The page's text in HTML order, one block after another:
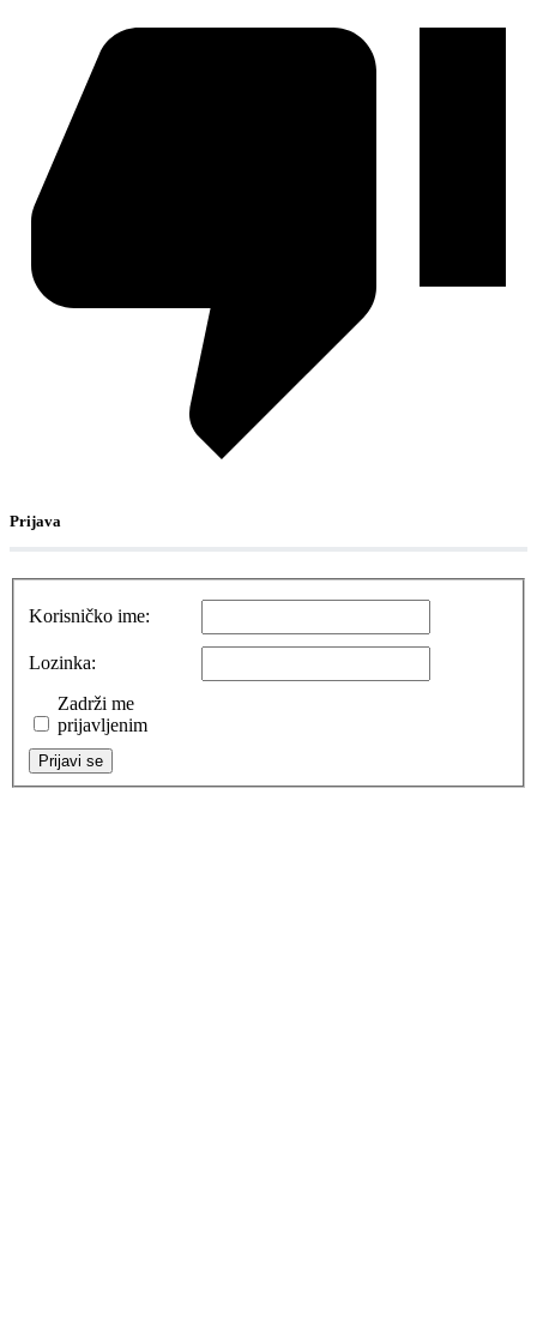
Prijava
Korisničko ime:
Lozinka:
Zadrži me
prijavljenim
Prijavi se